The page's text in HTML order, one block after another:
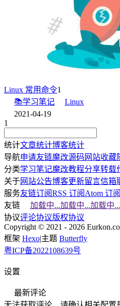
Linux 常用命令1
📚学习笔记
Linux
2021-04-19
1
统计文章统计博客统计
导航申请友链魔改源码 网站收藏
分类学习笔记魔改教程分享转载
关于网站公告博客更新留言信箱
服务友链订阅RSS 订阅 Atom 订阅
友链
加载中...加载中...加载中...
协议评论协议版权协议
Copyright © 2021 - 2026
框架 Hexo|主题 Butterfly
粤ICP备2022108639号
设置
最新评论